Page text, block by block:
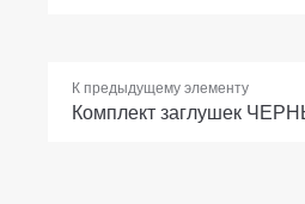
К предыдущему элементу
Комплект заглушек